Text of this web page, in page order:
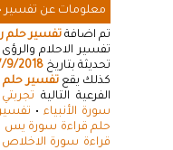
معلومات عن تفسير
تم اضافة تفسير حلم
تفسير الاحلام
تحديثة بتاريخ 9/2018
كذلك يقعتفسير حلم
الفرعية التالية
سورة الأنبياء •
حلم قراءة سورة يس
قراءة سورة الاخلاص